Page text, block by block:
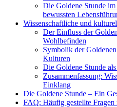
Die Goldene Stunde
bewussten
Wissenschaftliche und
Der Einfluss der
Wohlbefinden
Symbolik der
Kulturen
Die Goldene Stunde
Zusammenfassung:
Einklang
Die Goldene Stunde – Ein
FAQ: Häufig gestellte Fragen